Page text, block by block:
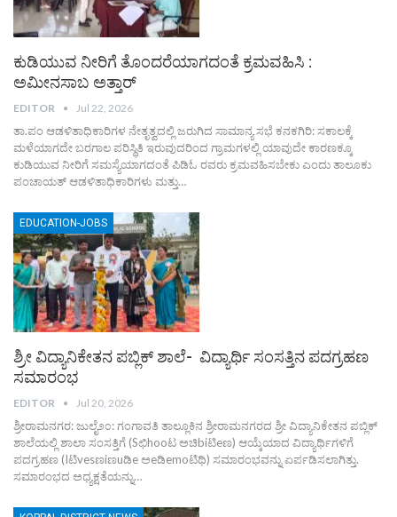
ಕುಡಿಯುವ ನೀರಿಗೆ ತೊಂದರೆಯಾಗದಂತೆ ಕ್ರಮವಹಿಸಿ :
ಅಮೀನಸಾಬ ಅತ್ತಾರ್
EDITOR Jul 22, 2026
ತಾ.ಪಂ ಆಡಳಿತಾಧಿಕಾರಿಗಳ ನೇತೃತ್ವದಲ್ಲಿ ಜರುಗಿದ ಸಾಮಾನ್ಯ ಸಭೆ ಕನಕಗಿರಿ: ಸಕಾಲಕ್ಕೆ
ಮಳೆಯಾಗದೇ ಬರಗಾಲ ಪರಿಸ್ಥಿತಿ ಇರುವುದರಿಂದ ಗ್ರಾಮಗಳಲ್ಲಿ ಯಾವುದೇ ಕಾರಣಕ್ಕೂ
ಕುಡಿಯುವ ನೀರಿಗೆ ಸಮಸ್ಯೆಯಾಗದಂತೆ ಪಿಡಿಓ ರವರು ಕ್ರಮವಹಿಸಬೇಕು ಎಂದು ತಾಲೂಕು
ಪಂಚಾಯತ್ ಆಡಳಿತಾಧಿಕಾರಿಗಳು ಮತ್ತು…
EDUCATION-JOBS
ಶ್ರೀ ವಿದ್ಯಾನಿಕೇತನ ಪಬ್ಲಿಕ್ ಶಾಲೆ- ವಿದ್ಯಾರ್ಥಿ ಸಂಸತ್ತಿನ ಪದಗ್ರಹಣ
ಸಮಾರಂಭ
EDITOR Jul 20, 2026
ಶ್ರೀರಾಮನಗರ: ಜುಲೈ೨೦: ಗಂಗಾವತಿ ತಾಲ್ಲೂಕಿನ ಶ್ರೀರಾಮನಗರದ ಶ್ರೀ ವಿದ್ಯಾನಿಕೇತನ ಪಬ್ಲಿಕ್
ಶಾಲೆಯಲ್ಲಿ ಶಾಲಾ ಸಂಸತ್ತಿಗೆ (Sಛಿhooಟ ಅಚಿbiಟಿeಣ) ಆಯ್ಕೆಯಾದ ವಿದ್ಯಾರ್ಥಿಗಳಿಗೆ
ಪದಗ್ರಹಣ (Iಟಿvesಣiಣuಡಿe ಅeಡಿemoಟಿಥಿ) ಸಮಾರಂಭವನ್ನು ಏರ್ಪಡಿಸಲಾಗಿತ್ತು.
ಸಮಾರಂಭದ ಅಧ್ಯಕ್ಷತೆಯನ್ನು…